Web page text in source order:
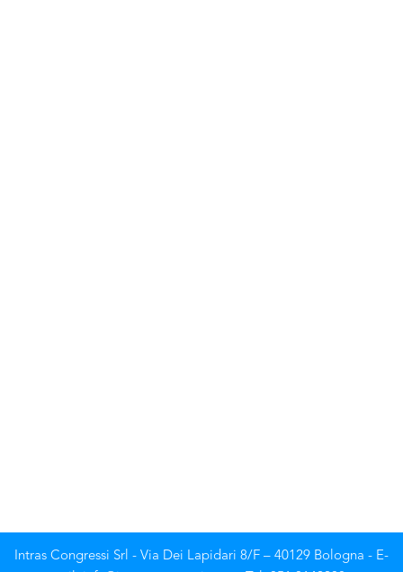
Intras Congressi Srl - Via Dei Lapidari 8/F – 40129 Bologna - E-